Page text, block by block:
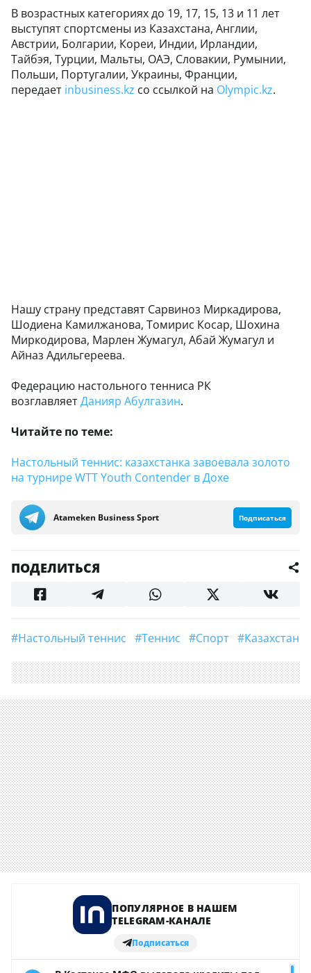
В возрастных категориях до 19, 17, 15, 13 и 11 лет
выступят спортсмены из Казахстана, Англии,
Австрии, Болгарии, Кореи, Индии, Ирландии,
Тайбэя, Турции, Мальты, ОАЭ, Словакии, Румынии,
Польши, Португалии, Украины, Франции,
передает inbusiness.kz со ссылкой на Оlympic.kz.
Нашу страну представят Сарвиноз Миркадирова,
Шодиена Камилжанова, Томирис Косар, Шохина
Миркодирова, Марлен Жумагул, Абай Жумагул и
Айназ Адильгереева.
Федерацию настольного тенниса РК
возглавляетДанияр Абулгазин.
Читайте по теме:
Настольный теннис: казахстанка завоевала золото
на турнире WTT Youth Contender в Дохе
Аtameken Business Sport Подписаться
ПОДЕЛИТЬСЯ
#Настольный теннис #теннис #Спорт #Казахстан